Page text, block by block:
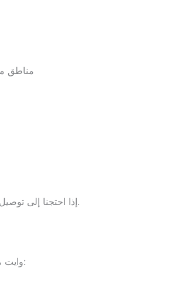
مناطق
إذا احتجنا إلى توصيل المياه يجب أن نتواصل ونطلب الخدمة.
وايت ماء 30 طن يأتي مع العديد من الميزات: